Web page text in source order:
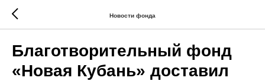
Новости фонда
Благотворительный фонд
«Новая Кубань» доставил